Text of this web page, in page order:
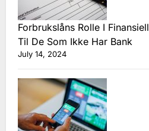
Forbrukslåns Rolle I
Til De Som Ikke Har Bank
July 14, 2024